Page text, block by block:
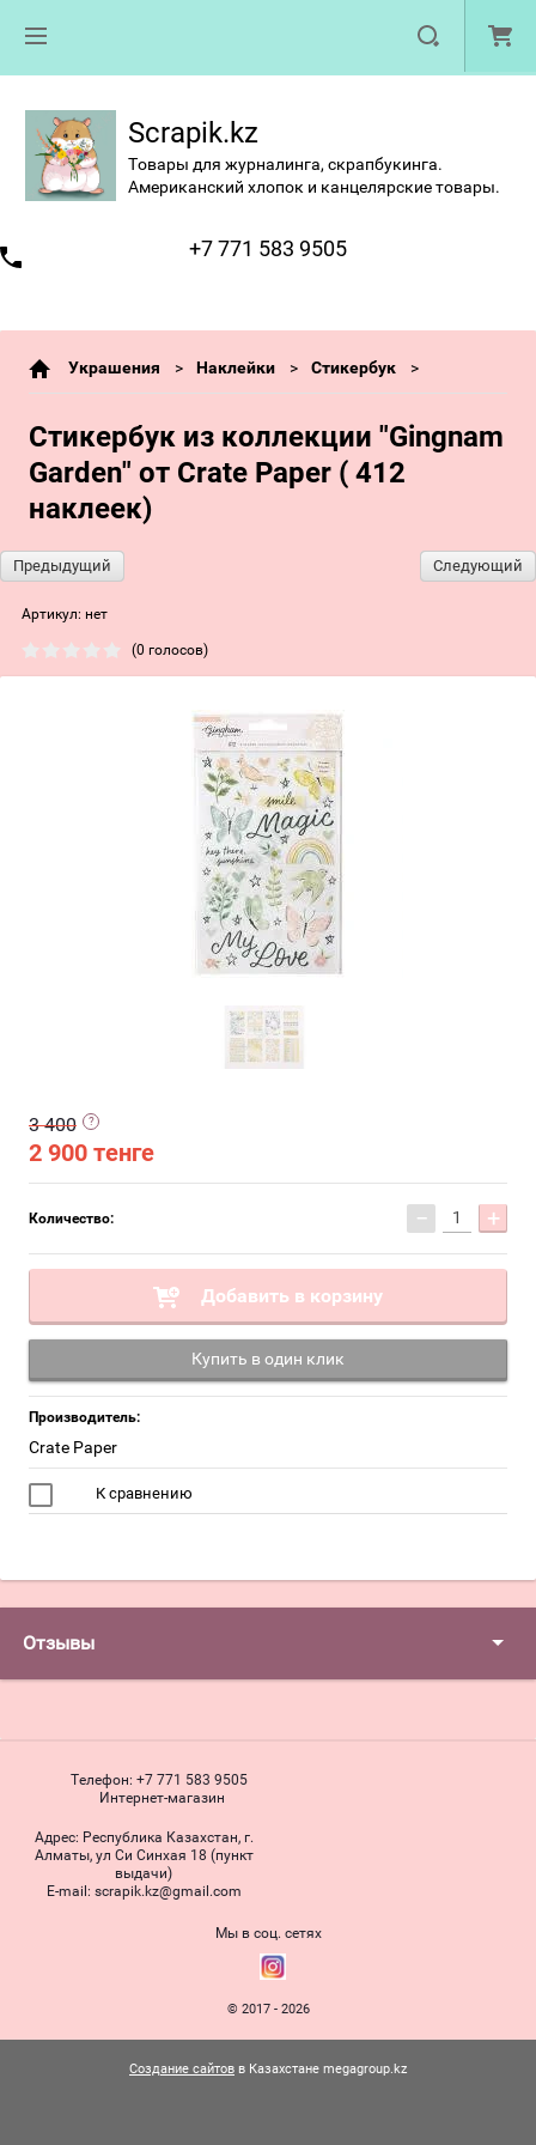
Scrapik.kz
Товары для журналинга, скрапбукинга.
Американский хлопок и канцелярские товары.
+7 771 583 9505
Украшения Наклейки Стикербук
Стикербук из коллекции "Gingnam
Garden" от Crate Paper ( 412
наклеек)
Предыдущий Следующий
Артикул: нет
(0 голосов)
3 400
2 900 тенге
Количество: − +
Добавить в корзину
Купить в один клик
Производитель:
Crate Paper
К сравнению
Отзывы
Телефон: +7 771 583 9505
Интернет-магазин
Адрес: Республика Казахстан, г.
Алматы, ул Си Синхая 18 (пункт
выдачи)
Е-mail: scrapik.kz@gmail.com
Мы в соц. сетях
© 2017 - 2026
Создание сайтов в Казахстане megagroup.kz